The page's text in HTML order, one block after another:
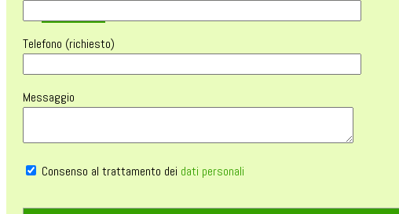
Telefono (richiesto)
Messaggio
Consenso al trattamento dei dati personali